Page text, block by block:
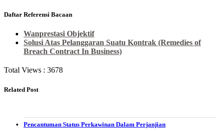
Daftar Referensi Bacaan
Wanprestasi Objektif
Solusi Atas Pelanggaran Suatu Kontrak (Remedies of
Breach Contract In Business)
Total Views : 3678
Related Post
Pencantuman Status Perkawinan Dalam Perjanjian